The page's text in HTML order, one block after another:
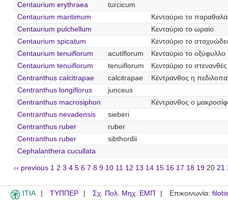
Centaurium erythraea
turcicum
Centaurium maritimum
Κενταύριο το
Centaurium pulchellum
Κενταύριο το ωραίο
Centaurium spicatum
Κενταύριο το
Centaurium tenuiflorum
acutiflorum
Κενταύριο το οξύφυλλο
Centaurium tenuiflorum
tenuiflorum
Κενταύριο το στενανθές
Centranthus calcitrapae
calcitrapae
Κέντρανθος η
Centranthus longiflorus
junceus
Centranthus macrosiphon
Κέντρανθος ο
Centranthus nevadensis
sieberi
Centranthus ruber
ruber
Centranthus ruber
sibthordii
Cephalanthera cucullata
‹‹ previous 1 2 3 4 5 6 7 8 9 10 11 12 13 14 15 16 17 18 19 20 21
ITIA ΤΥΠΠΕΡ Σχ. Πολ. Μηχ. ΕΜΠ Επικοινωνία: